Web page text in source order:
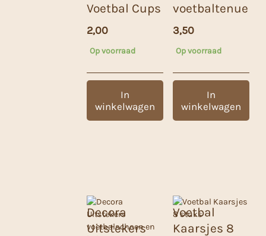
Voetbal Cups
2,00
Op voorraad
In
winkelwagen
voetbaltenue
3,50
Op voorraad
In
winkelwagen
Decora
Uitstekers
Voetbal
Kaarsjes 8